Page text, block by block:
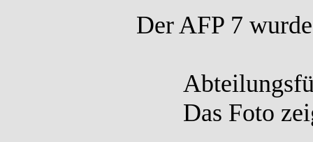
Der AFP 7
Das Foto